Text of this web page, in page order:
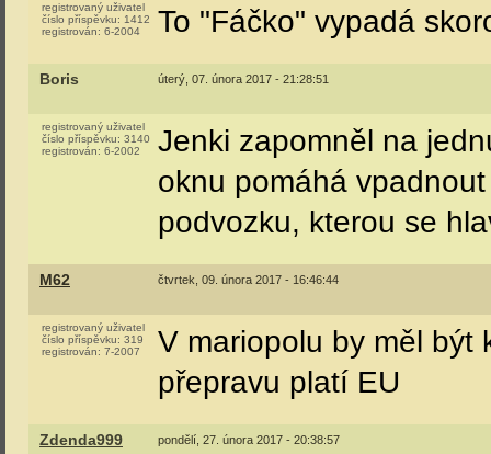
registrovaný uživatel
číslo příspěvku: 1412
registrován: 6-2004 To "Fáčko" vypadá
Boris úterý, 07. února 2017 - 21:28:51
registrovaný uživatel
číslo příspěvku: 3140
registrován: 6-2002
Jenki zapomněl na
oknu pomáhá
podvozku, kterou se
M62 čtvrtek, 09. února 2017 - 16:46:44
registrovaný uživatel
číslo příspěvku: 319
registrován: 7-2007
V mariopolu by měl být
přepravu platí EU
Zdenda999 pondělí, 27. února 2017 - 20:38:57